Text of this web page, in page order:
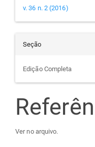
v. 36 n. 2 (2016)
Seção
Edição Completa
Ver no arquivo.